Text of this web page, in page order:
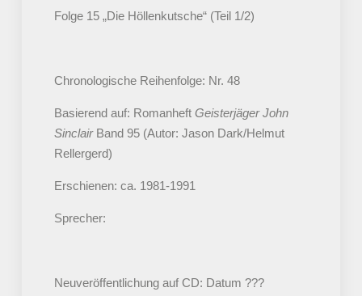
Folge 15 „Die Höllenkutsche“ (Teil 1/2)
Chronologische Reihenfolge: Nr. 48
Basierend auf: Romanheft Geisterjäger John
SinclairBand 95 (Autor: Jason Dark/Helmut
Rellergerd)
Erschienen: ca. 1981-1991
Sprecher:
Neuveröffentlichung auf CD: Datum ???